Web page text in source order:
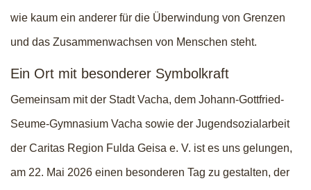
wie kaum ein anderer für die Überwindung von Grenzen
und das Zusammenwachsen von Menschen steht.
Ein Ort mit besonderer Symbolkraft
Gemeinsam mit der Stadt Vacha, dem Johann-Gottfried-
Seume-Gymnasium Vacha sowie der Jugendsozialarbeit
der Caritas Region Fulda Geisa e. V. ist es uns gelungen,
am 22. Mai 2026 einen besonderen Tag zu gestalten, der